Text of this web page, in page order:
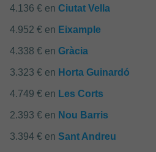
4.136 € en Ciutat Vella
4.952 € en Eixample
4.338 € en Gràcia
3.323 € en Horta Guinardó
4.749 € en Les Corts
2.393 € en Nou Barris
3.394 € en Sant Andreu